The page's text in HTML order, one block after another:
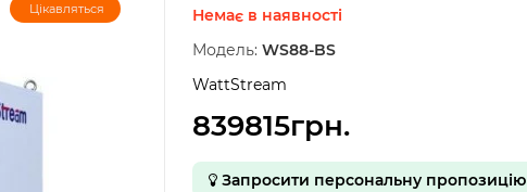
Цікавляться Немає в наявності
Модель: WS88-BS
WattStream
839815грн.
Запросити персональну пропозицію